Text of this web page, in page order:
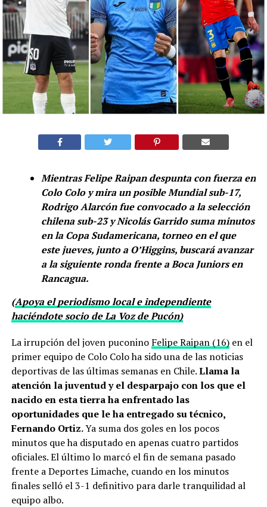
Mientras Felipe Raipan despunta con fuerza en
Colo Colo y mira un posible Mundial sub-17,
Rodrigo Alarcón fue convocado a la selección
chilena sub-23 y Nicolás Garrido suma minutos
en la Copa Sudamericana, torneo en el que
este jueves, junto a O’Higgins, buscará avanzar
a la siguiente ronda frente a Boca Juniors en
Rancagua.
(Apoya el periodismo local e independiente
haciéndote socio de La Voz de Pucón)
La irrupción del joven puconino Felipe Raipan (16)en el
primer equipo de Colo Colo ha sido una de las noticias
deportivas de las últimas semanas en Chile.Llama la
atención la juventud y el desparpajo con los que el
nacido en esta tierra ha enfrentado las
oportunidades que le ha entregado su técnico,
Fernando Ortiz.Ya suma dos goles en los pocos
minutos que ha disputado en apenas cuatro partidos
oficiales. El último lo marcó el fin de semana pasado
frente a Deportes Limache, cuando en los minutos
finales selló el 3-1 definitivo para darle tranquilidad al
equipo albo.